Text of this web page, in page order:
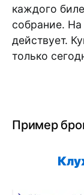
каждого
собрание. На
действует.
только
Пример